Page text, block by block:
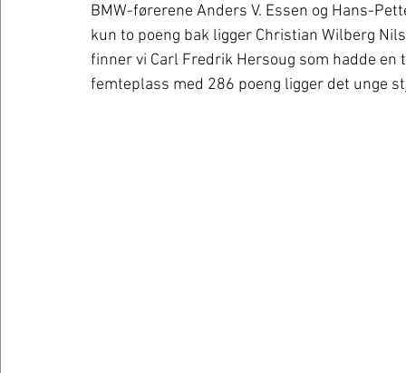
BMW-førerene Anders V. Essen og Hans-
kun to poeng bak ligger Christian Wilberg
finner vi Carl Fredrik Hersoug som hadde
femteplass med 286 poeng ligger det unge